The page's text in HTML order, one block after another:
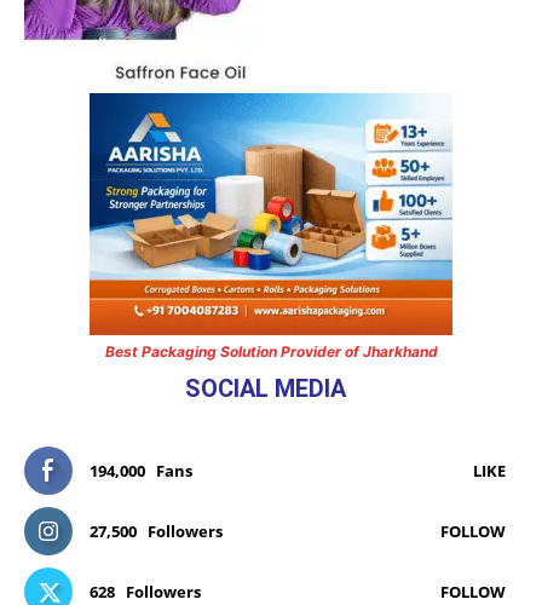
Best Packaging Solution Provider of Jharkhand
SOCIAL MEDIA
194,000 Fans LIKE
27,500 Followers FOLLOW
628 Followers FOLLOW